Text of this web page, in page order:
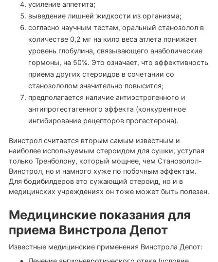
усиление аппетита;
выведение лишней жидкости из организма;
согласно научным тестам, оральный станозолол в
количестве 0,2 мг на кило веса атлета понижает
уровень глобулина, связывающего анаболические
гормоны, на 50%. Это означает, что эффективность
приема других стероидов в сочетании со
станозололом значительно повысится;
предполагается наличие антиэстрогенного и
антипрогестагенного эффекта (конкурентное
ингибирование рецепторов прогестерона).
Винстрол считается вторым самым известным и
наиболее используемым стероидом для сушки, уступая
только Тренболону, который мощнее, чем Станозолол-
Винстрол, но и намного хуже по побочным эффектам.
Для бодибилдеров это сужающий стероид, но и в
медицинских учреждениях он тоже может быть полезен.
Медицинские показания для
приема Винстрола Депот
Известные медицинские применения Винстрола Депот: